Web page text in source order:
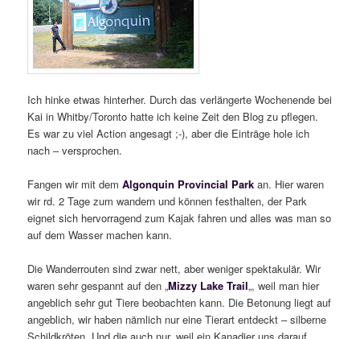
Ich hinke etwas hinterher. Durch das verlängerte Wochenende bei
Kai in Whitby/Toronto hatte ich keine Zeit den Blog zu pflegen.
Es war zu viel Action angesagt ;-), aber die Einträge hole ich
nach – versprochen.
Fangen wir mit demAlgonquin Provincial Park an. Hier waren
wir rd. 2 Tage zum wandern und können festhalten, der Park
eignet sich hervorragend zum Kajak fahren und alles was man so
auf dem Wasser machen kann.
Die Wanderrouten sind zwar nett, aber weniger spektakulär. Wir
waren sehr gespannt auf den „Mizzy Lake Trail„, weil man hier
angeblich sehr gut Tiere beobachten kann. Die Betonung liegt auf
angeblich, wir haben nämlich nur eine Tierart entdeckt – silberne